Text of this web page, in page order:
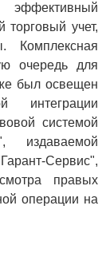
торговый учет,
Комплексная
очередь для
был освещен
интеграции
системой
издаваемой
Сервис",
правых
операции на